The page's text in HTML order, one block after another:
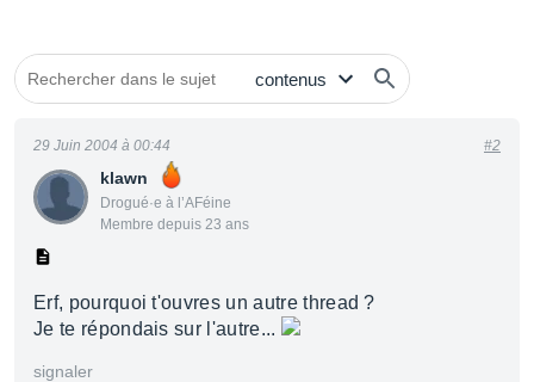
klawn
Drogué·e à l’AFéine
Membre depuis 23 ans
29 Juin 2004 à 00:44 #2
Erf, pourquoi t'ouvres un autre thread ?
Je te répondais sur l'autre...
signaler